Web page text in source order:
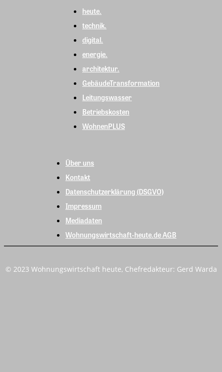
heute.
technik.
digital.
energie.
architektur.
GebäudeTransformation
Leitungswasser
Betriebskosten
WohnenPLUS
Über uns
Kontakt
Datenschutzerklärung (DSGVO)
Impressum
Mediadaten
Wohnungswirtschaft-heute.de AGB
© 2023 Wohnungswirtschaft heute, Chefredakteur: Gerd Warda